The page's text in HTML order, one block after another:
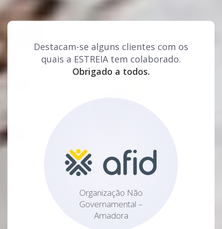
Destacam-se alguns clientes com os
quais a ESTREIA tem colaborado.
Obrigado a todos.
Organização Não
Governamental –
Amadora